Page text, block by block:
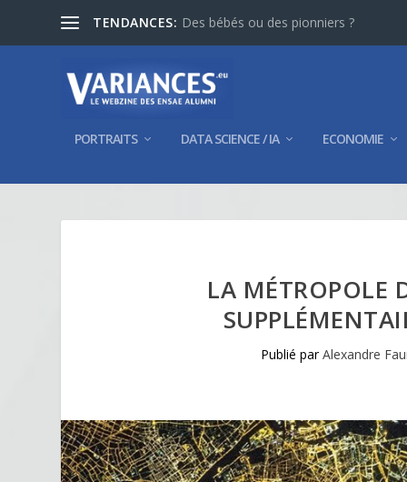
TENDANCES: Des bébés ou des pionniers ?
PORTRAITS DATA SCIENCE / IA ECONOMIE
LA MÉTROPOLE
Publié parAlexandre